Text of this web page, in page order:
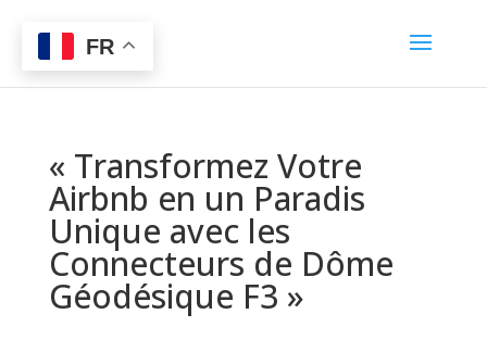
« Transformez Votre
Airbnb en un Paradis
Unique avec les
Connecteurs de Dôme
Géodésique F3 »
FR